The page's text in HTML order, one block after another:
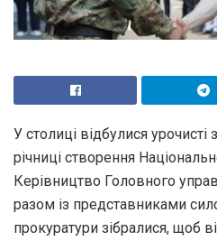
У столиці відбулися урочисті
річниці створення
Керівництво Головного
разом із представниками
прокуратури зібралися, щоб